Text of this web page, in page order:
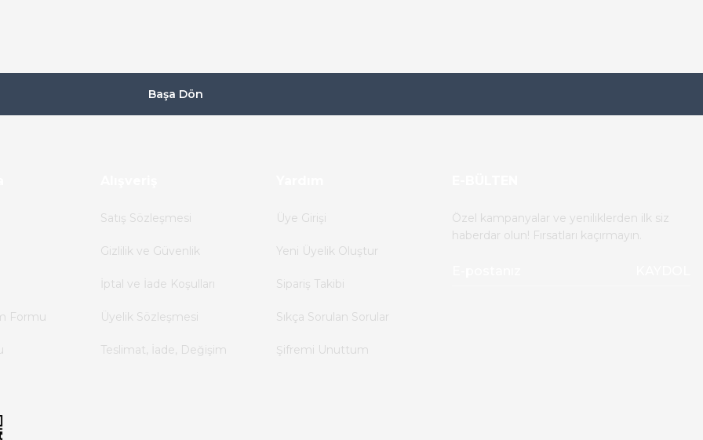
Başa Dön
Formu
Satış Sözleşmesi
Gizlilik ve Güvenlik
İptal ve İade Koşulları
Üyelik Sözleşmesi
Teslimat, İade, Değişim
Üye Girişi
Yeni Üyelik Oluştur
Sipariş Takibi
Sıkça Sorulan Sorular
Şifremi Unuttum
Özel kampanyalar ve yeniliklerden ilk siz
haberdar olun! Fırsatları kaçırmayın.